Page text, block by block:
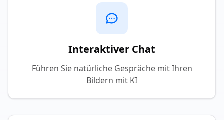
Interaktiver Chat
Führen Sie natürliche Gespräche mit Ihren
Bildern mit KI